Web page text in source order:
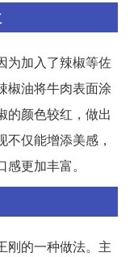
为加入了辣椒等佐
椒油将牛肉表面涂
的颜色较红，做出
仅能增添美感，
更加丰富。
刚的一种做法。主